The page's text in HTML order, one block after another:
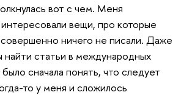
вот с чем. Меня
вещи, про которые
совершенно ничего не писали. Даже
найти статьи в международных
сначала понять, что следует
то у меня и сложилось